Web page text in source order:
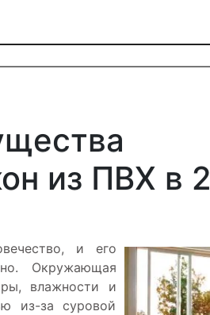
из ПВХ в
и его
Окружающая
влажности и
из-за суровой